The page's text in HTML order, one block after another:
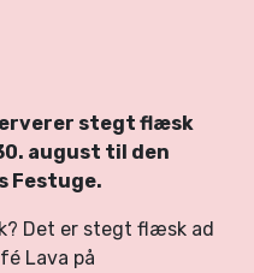
stegt flæsk
august til den
Festuge.
Det er stegt flæsk ad
Lava på